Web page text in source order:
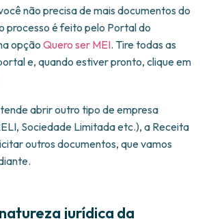
não precisa de mais documentos do
processo é feito pelo Portal do
opção Quero ser MEI. Tire todas as
e, quando estiver pronto, clique em
abrir outro tipo de empresa
Sociedade Limitada etc.), a Receita
outros documentos, que vamos
jurídica da